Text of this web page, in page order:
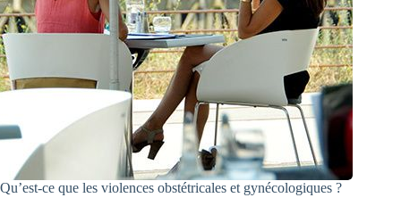
Qu’est-ce que les violences obstétricales et gynécologiques ?